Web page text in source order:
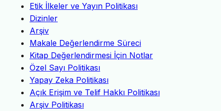
Etik İlkeler ve Yayın Politikası
Dizinler
Arşiv
Makale Değerlendirme Süreci
Kitap Değerlendirmesi İçin Notlar
Özel Sayı Politikası
Yapay Zeka Politikası
Açık Erişim ve Telif Hakkı Politikası
Arşiv Politikası